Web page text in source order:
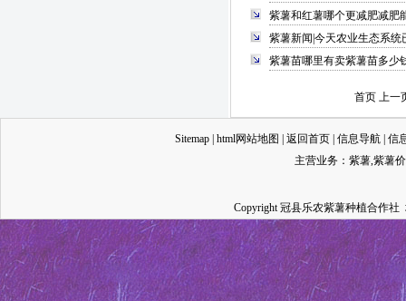
紫薯和红薯哪个更减肥减肥
紫薯新闻|今天农业生态系统
紫薯苗哪里有卖紫薯苗多少
首页 上一
Sitemap| html网站地图 返回首页| 信息导航| 信
主营业务： 紫薯,紫薯
Copyright 冠县乐农紫薯种植合作